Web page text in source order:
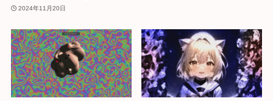
2024年11月20日